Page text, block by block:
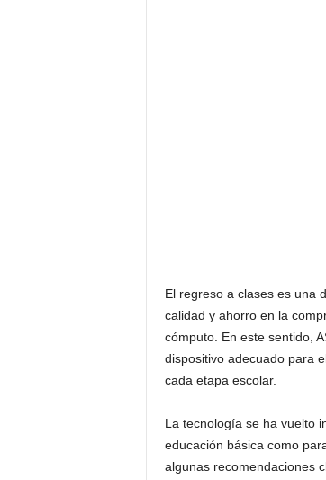
El regreso a clases es una
calidad y ahorro en la
cómputo. En este sentido,
dispositivo adecuado para
cada etapa escolar.
La tecnología se ha vuelto
educación básica como
algunas recomendaciones